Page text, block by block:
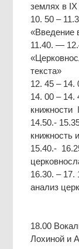
землях в
10. 50 –
«Введение
11.40. —
текста»
12. 45 –
14. 00 –
книжности
14.50.-
книжность
15.40.-
16.30. –
анализ
18.00
Лохиной и